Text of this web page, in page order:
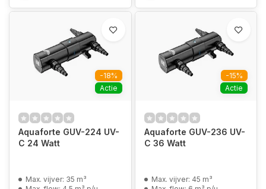
-18%
Actie
Aquaforte GUV-224 UV-
C 24 Watt
Max. vijver: 35 m³
-15%
Actie
Aquaforte GUV-236 UV-
C 36 Watt
Max. vijver: 45 m³